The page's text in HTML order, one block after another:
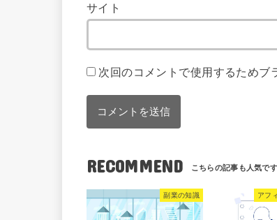
サイト
次回のコメントで使用するためブ
RECOMMEND
副業の知識 アフ